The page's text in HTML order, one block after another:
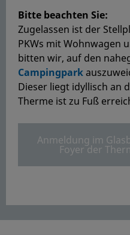
Bitte beachten Sie:
Zugelassen ist der
PKWs mit Wohnwagen
bitten wir, auf den
Campingpark
Dieser liegt idyllisch an
Therme ist zu Fuß
Anmeldung im
Foyer der